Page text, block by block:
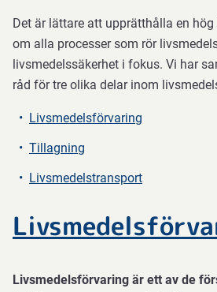
Det är lättare att upprätthålla en
om alla processer som rör
livsmedelssäkerhet i fokus. Vi har
råd för tre olika delar inom
Livsmedelsförvaring
Tillagning
Livsmedelstransport
Livsmedelsförvaring är ett av de